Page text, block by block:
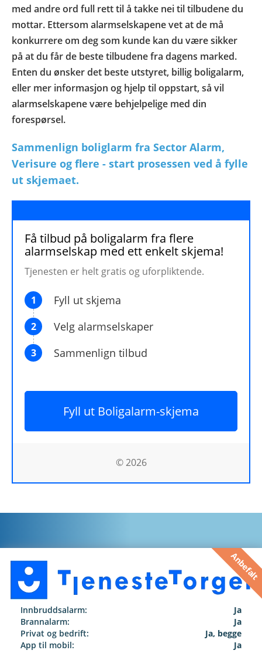
med andre ord full rett til å takke nei til tilbudene du
mottar. Ettersom alarmselskapene vet at de må
konkurrere om deg som kunde kan du være sikker
på at du får de beste tilbudene fra dagens marked.
Enten du ønsker det beste utstyret, billig boligalarm,
eller mer informasjon og hjelp til oppstart, så vil
alarmselskapene være behjelpelige med din
forespørsel.
Sammenlign boliglarm fra Sector Alarm,
Verisure og flere - start prosessen ved å fylle
ut skjemaet.
Få tilbud på boligalarm fra flere
alarmselskap med ett enkelt skjema!
Tjenesten er helt gratis og uforpliktende.
1 Fyll ut skjema
2 Velg alarmselskaper
3 Sammenlign tilbud
Fyll ut Boligalarm-skjema
© 2026
Anbefalt
Innbruddsalarm:
Ja
Brannalarm:
Ja
Privat og bedrift:
Ja, begge
App til mobil:
Ja